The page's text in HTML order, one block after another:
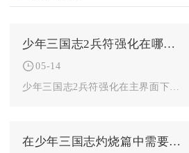
少年三国志2兵符强化在哪个界面可以进行
05-14
少年三国志2兵符强化在主界面下方的合击界面中进行，进入合击界...
在少年三国志灼烧篇中需要注意哪些关卡策略